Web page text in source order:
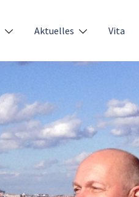
Aktuelles Vita